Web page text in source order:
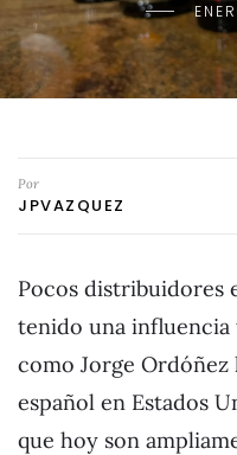
Por
JPVAZQUEZ
Pocos distribuidores
tenido una influencia
como Jorge
español en Estados
que hoy son